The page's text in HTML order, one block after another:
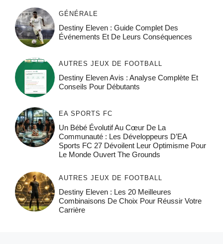
GÉNÉRALE
Destiny Eleven : Guide Complet Des
Événements Et De Leurs Conséquences
AUTRES JEUX DE FOOTBALL
Destiny Eleven Avis : Analyse Complète Et
Conseils Pour Débutants
EA SPORTS FC
Un Bébé Évolutif Au Cœur De La
Communauté : Les Développeurs D’EA
Sports FC 27 Dévoilent Leur Optimisme Pour
Le Monde Ouvert The Grounds
AUTRES JEUX DE FOOTBALL
Destiny Eleven : Les 20 Meilleures
Combinaisons De Choix Pour Réussir Votre
Carrière